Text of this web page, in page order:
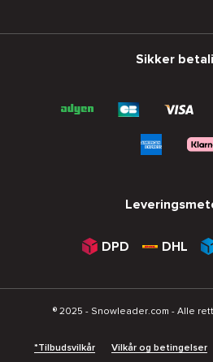
Sikker
DPD DHL
® 2025 - Snowleader.com - Alle
*Tilbudsvilkår Vilkår og betingelser